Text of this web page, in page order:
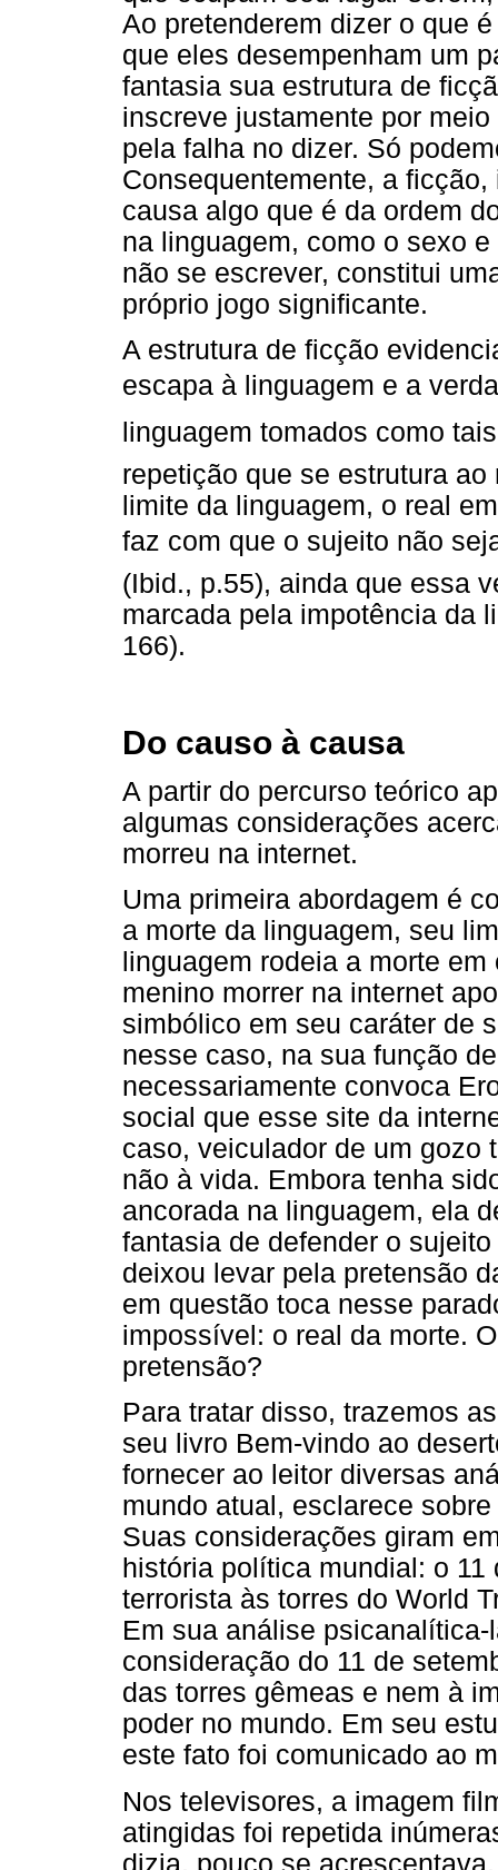
Ao pretenderem dizer o que
que eles desempenham um
fantasia sua estrutura de
inscreve justamente por
pela falha no dizer. Só
Consequentemente, a
causa algo que é da ordem
na linguagem, como o sexo
não se escrever, constitui
próprio jogo significante.
A estrutura de ficção
escapa à linguagem e a
linguagem tomados como
repetição que se estrutura
limite da linguagem, o real
faz com que o sujeito não
(Ibid., p.55), ainda que essa
marcada pela impotência da
166).
Do causo à causa
A partir do percurso teórico
algumas considerações
morreu na internet.
Uma primeira abordagem é
a morte da linguagem, seu
linguagem rodeia a morte
menino morrer na internet
simbólico em seu caráter de
nesse caso, na sua função
necessariamente convoca
social que esse site da
caso, veiculador de um gozo
não à vida. Embora tenha
ancorada na linguagem, ela
fantasia de defender o
deixou levar pela pretensão
em questão toca nesse
impossível: o real da morte.
pretensão?
Para tratar disso, trazemos
seu livro Bem-vindo ao
fornecer ao leitor diversas
mundo atual, esclarece
Suas considerações giram
história política mundial: o
terrorista às torres do World
Em sua análise
consideração do 11 de
das torres gêmeas e nem à
poder no mundo. Em seu
este fato foi comunicado ao
Nos televisores, a imagem
atingidas foi repetida
dizia, pouco se